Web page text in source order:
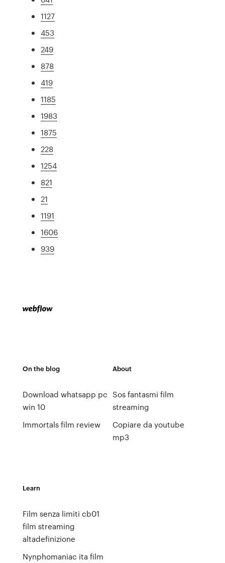
1127
453
249
878
419
1185
1983
1875
228
1254
821
21
1191
1606
939
On the blog
Download whatsapp pc
win 10
Immortals film review
About
Sos fantasmi film
streaming
Copiare da youtube
mp3
Learn
Film senza limiti cb01
film streaming
altadefinizione
Nynphomaniac ita film